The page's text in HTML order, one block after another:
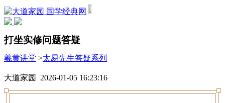
国学经典网
打坐实修问题答疑
羲黄讲堂 >太易先生答疑系列
大道家园 2026-01-05 16:23:16